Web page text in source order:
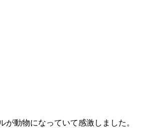
動物になっていて感激しました。